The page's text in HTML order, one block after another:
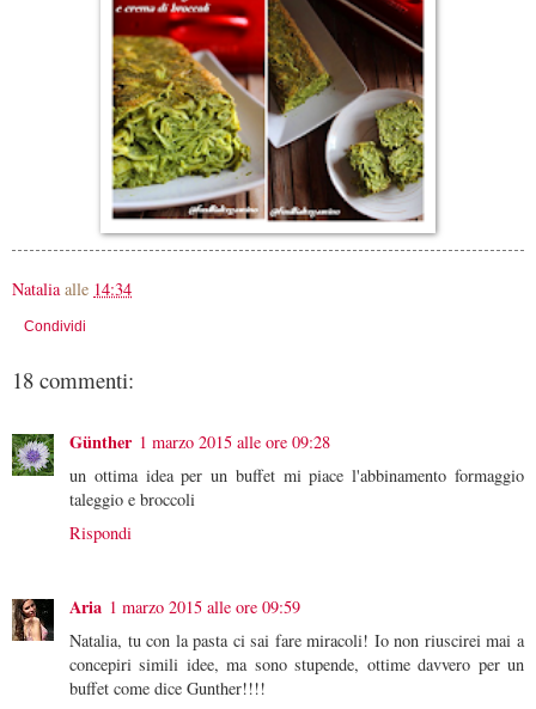
Natalia alle 14:34
Condividi
18 commenti:
Günther 1 marzo 2015 alle ore 09:28
un ottima idea per un buffet mi piace l'abbinamento formaggio
taleggio e broccoli
Rispondi
Aria 1 marzo 2015 alle ore 09:59
Natalia, tu con la pasta ci sai fare miracoli! Io non riuscirei mai a
concepiri simili idee, ma sono stupende, ottime davvero per un
buffet come dice Gunther!!!!